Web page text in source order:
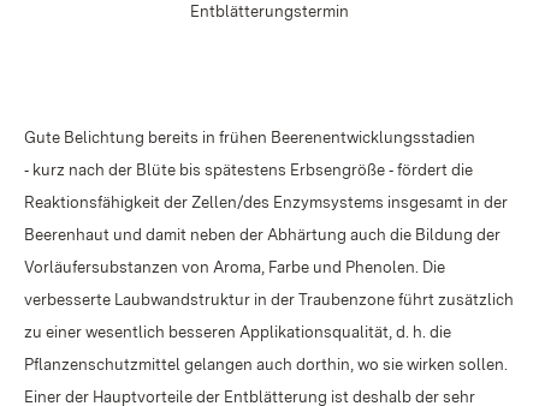
Entblätterungstermin
Gute Belichtung bereits in frühen Beerenentwicklungsstadien
‑ kurz nach der Blüte bis spätestens Erbsengröße ‑ fördert die
Reaktionsfähigkeit der Zellen/des Enzymsystems insgesamt in der
Beerenhaut und damit neben der Abhärtung auch die Bildung der
Vorläufersubstanzen von Aroma, Farbe und Phenolen. Die
verbesserte Laubwandstruktur in der Traubenzone führt zusätzlich
zu einer wesentlich besseren Applikationsqualität, d. h. die
Pflanzenschutzmittel gelangen auch dorthin, wo sie wirken sollen.
Einer der Hauptvorteile der Entblätterung ist deshalb der sehr